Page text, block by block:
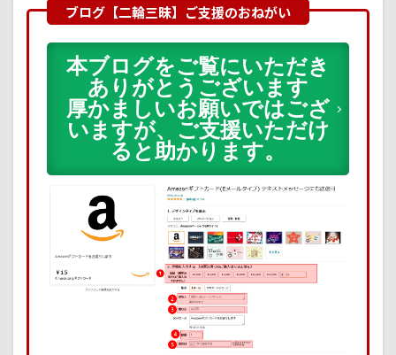
本ブログをご覧にいただき
ありがとうございます
厚かましいお願いではござ
いますが、ご支援いただけ
ると助かります。